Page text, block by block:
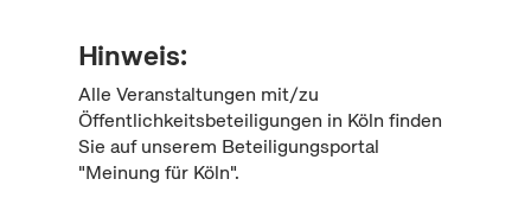
Hinweis:
Alle Veranstaltungen mit/zu
Öffentlichkeitsbeteiligungen in Köln finden
Sie auf unserem Beteiligungsportal
"Meinung für Köln".